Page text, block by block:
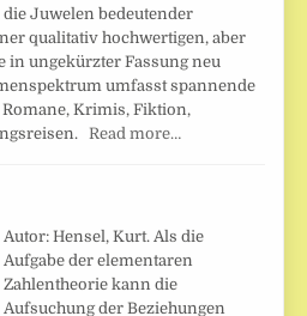
Juwelen bedeutender
qualitativ hochwertigen, aber
in ungekürzter Fassung neu
umfasst spannende
Romane, Krimis, Fiktion,
Read more…
Autor: Hensel, Kurt. Als die
Aufgabe der elementaren
Zahlentheorie kann die
Aufsuchung der Beziehungen